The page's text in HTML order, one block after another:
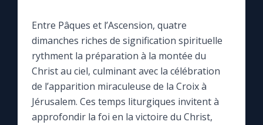
La newsletter
La vidéo de la semaine
Le compte Tiktok
Entre Pâques et l’Ascension, quatre
dimanches riches de signification spirituelle
rythment la préparation à la montée du
Christ au ciel, culminant avec la célébration
de l’apparition miraculeuse de la Croix à
Jérusalem. Ces temps liturgiques invitent à
approfondir la foi en la victoire du Christ,